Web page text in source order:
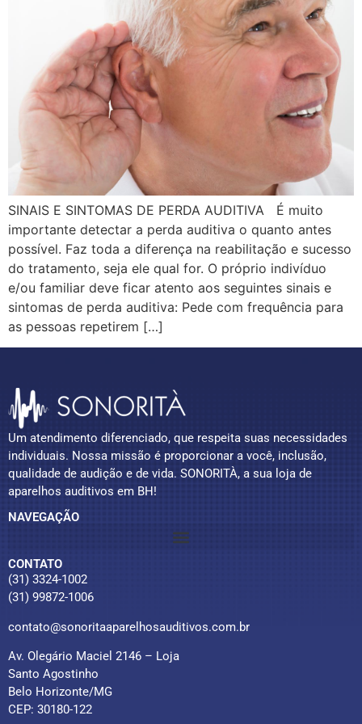
SINAIS E SINTOMAS DE PERDA AUDITIVA É muito
importante detectar a perda auditiva o quanto antes
possível. Faz toda a diferença na reabilitação e sucesso
do tratamento, seja ele qual for. O próprio indivíduo
e/ou familiar deve ficar atento aos seguintes sinais e
sintomas de perda auditiva: Pede com frequência para
as pessoas repetirem […]
Um atendimento diferenciado, que respeita suas necessidades
individuais. Nossa missão é proporcionar a você, inclusão,
qualidade de audição e de vida. SONORITÀ, a sua loja de
aparelhos auditivos em BH!
NAVEGAÇÃO
CONTATO
(31) 3324-1002
(31) 99872-1006
contato@sonoritaaparelhosauditivos.com.br
Av. Olegário Maciel 2146 – Loja
Santo Agostinho
Belo Horizonte/MG
CEP: 30180-122